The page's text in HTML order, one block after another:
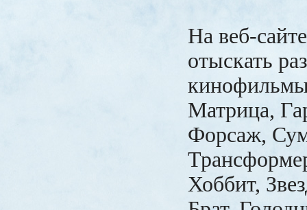
На веб-
отыскать
Матрица,
Форсаж,
Хоббит,